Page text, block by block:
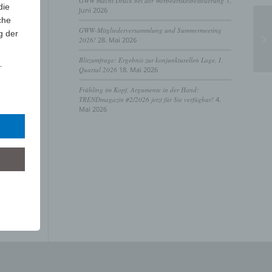
Juni 2026
GWW-Mitgliederversammlung und Summermeeting
2026! 28. Mai 2026
Blitzumfrage: Ergebnis zur konjunkturellen Lage, I.
Quartal 2026 18. Mai 2026
Frühling im Kopf, Argumente in der Hand:
TRENDmagazin #2/2026 jetzt für Sie verfügbar! 4.
Mai 2026
der